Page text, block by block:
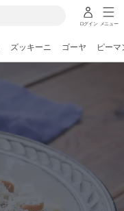
ログイン メニュー
ズッキーニ ゴーヤ ピーマ